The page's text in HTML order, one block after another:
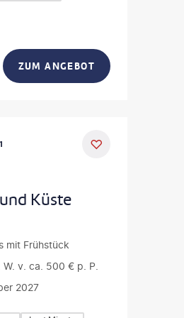
ZUM ANGEBOT
Küste
mit Frühstück
v. ca. 500 € p. P.
2027